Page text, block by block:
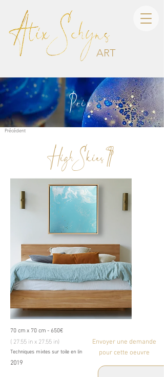
ART
Prix
Précédent
High Skies II
70 cm x 70 cm - 650€
( 27.55 in x 27.55 in)
Techniques mixtes sur toile en lin
2019
Envoyer une demande
pour cette oeuvre